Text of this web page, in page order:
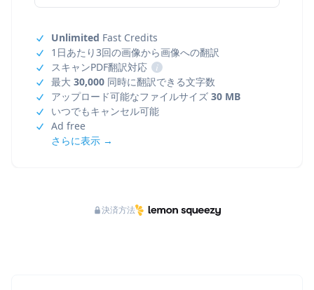
Unlimited Fast Credits
1日あたり3回の画像から画像への翻訳
スキャンPDF翻訳対応
i
最大 30,000 同時に翻訳できる文字数
アップロード可能なファイルサイズ 30 MB
いつでもキャンセル可能
Ad free
さらに表示 →
決済方法